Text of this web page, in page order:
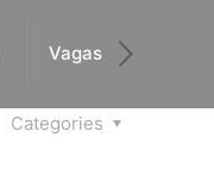
Vagas
Categories